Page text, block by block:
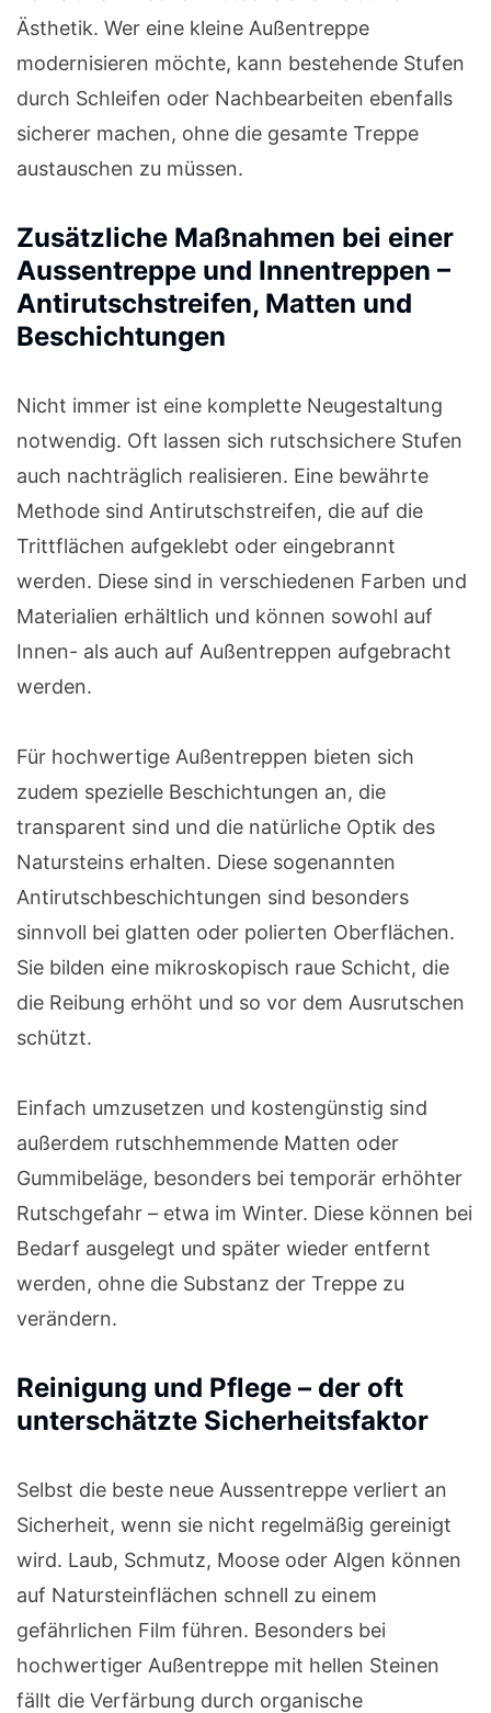
Ästhetik. Wer eine kleine Außentreppe
modernisieren möchte, kann bestehende Stufen
durch Schleifen oder Nachbearbeiten ebenfalls
sicherer machen, ohne die gesamte Treppe
austauschen zu müssen.
Zusätzliche Maßnahmen bei einer
Aussentreppe und Innentreppen –
Antirutschstreifen, Matten und
Beschichtungen
Nicht immer ist eine komplette Neugestaltung
notwendig. Oft lassen sich rutschsichere Stufen
auch nachträglich realisieren. Eine bewährte
Methode sind Antirutschstreifen, die auf die
Trittflächen aufgeklebt oder eingebrannt
werden. Diese sind in verschiedenen Farben und
Materialien erhältlich und können sowohl auf
Innen- als auch auf Außentreppen aufgebracht
werden.
Für hochwertige Außentreppen bieten sich
zudem spezielle Beschichtungen an, die
transparent sind und die natürliche Optik des
Natursteins erhalten. Diese sogenannten
Antirutschbeschichtungen sind besonders
sinnvoll bei glatten oder polierten Oberflächen.
Sie bilden eine mikroskopisch raue Schicht, die
die Reibung erhöht und so vor dem Ausrutschen
schützt.
Einfach umzusetzen und kostengünstig sind
außerdem rutschhemmende Matten oder
Gummibeläge, besonders bei temporär erhöhter
Rutschgefahr – etwa im Winter. Diese können bei
Bedarf ausgelegt und später wieder entfernt
werden, ohne die Substanz der Treppe zu
verändern.
Reinigung und Pflege – der oft
unterschätzte Sicherheitsfaktor
Selbst die beste neue Aussentreppe verliert an
Sicherheit, wenn sie nicht regelmäßig gereinigt
wird. Laub, Schmutz, Moose oder Algen können
auf Natursteinflächen schnell zu einem
gefährlichen Film führen. Besonders bei
hochwertiger Außentreppe mit hellen Steinen
fällt die Verfärbung durch organische